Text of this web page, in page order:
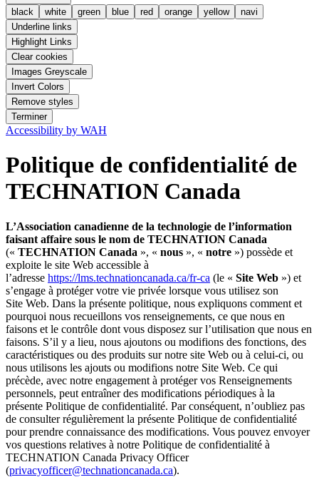
black
white green blue red orange yellow
navi
Underline links
Highlight Links
Clear cookies
Images Greyscale
Invert Colors
Remove styles
Terminer
Accessibility by WAH
Politique de confidentialité de
TECHNATION Canada
L’Association canadienne de la technologie de l’information
faisant affaire sous le nom de TECHNATION Canada
(« TECHNATION Canada », « nous », « notre ») possède et
exploite le site Web accessible à
l’adresse https://lms.technationcanada.ca/fr-ca (le « Site Web ») et
s’engage à protéger votre vie privée lorsque vous utilisez son
Site Web. Dans la présente politique, nous expliquons comment et
pourquoi nous recueillons vos renseignements, ce que nous en
faisons et le contrôle dont vous disposez sur l’utilisation que nous en
faisons. S’il y a lieu, nous ajoutons ou modifions des fonctions, des
caractéristiques ou des produits sur notre site Web ou à celui-ci, ou
nous utilisons les ajouts ou modifions notre Site Web. Ce qui
précède, avec notre engagement à protéger vos Renseignements
personnels, peut entraîner des modifications périodiques à la
présente Politique de confidentialité. Par conséquent, n’oubliez pas
de consulter régulièrement la présente Politique de confidentialité
pour prendre connaissance des modifications. Vous pouvez envoyer
vos questions relatives à notre Politique de confidentialité à
TECHNATION Canada Privacy Officer
(privacyofficer@technationcanada.ca).